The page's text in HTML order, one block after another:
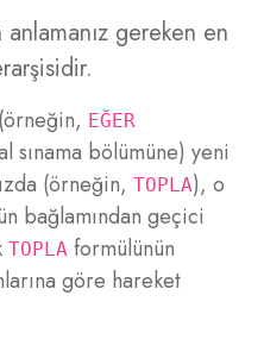
gereken en
EĞER
sınama bölümüne) yeni
(örneğin, TOPLA), o
bağlamından geçici
TOPLA formülünün
göre hareket